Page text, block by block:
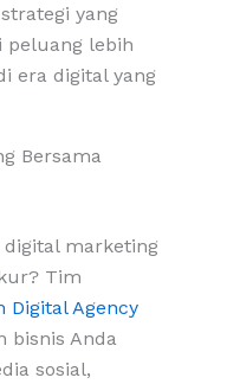
yang
peluang lebih
era digital yang
Bersama
marketing
Tim
Digital Agency
bisnis Anda
sosial,